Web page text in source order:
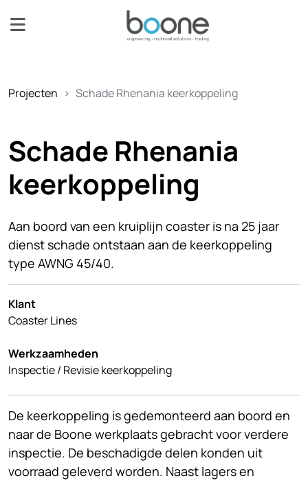
Projecten Schade Rhenania keerkoppeling
Schade Rhenania
keerkoppeling
Aan boord van een kruiplijn coaster is na 25 jaar
dienst schade ontstaan aan de keerkoppeling
type AWNG 45/40.
Klant
Coaster Lines
Werkzaamheden
Inspectie / Revisie keerkoppeling
De keerkoppeling is gedemonteerd aan boord en
naar de Boone werkplaats gebracht voor verdere
inspectie. De beschadigde delen konden uit
voorraad geleverd worden. Naast lagers en